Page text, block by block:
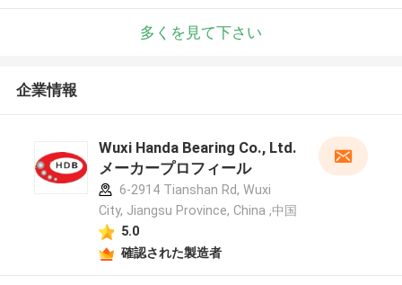
多くを見て下さい
企業情報
Wuxi Handa Bearing Co., Ltd.
メーカープロフィール
6-2914 Tianshan Rd, Wuxi
City, Jiangsu Province, China ,中国
5.0
確認された製造者